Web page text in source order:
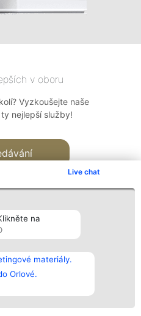
Live chat
na
materiály.
Orlové.
v oboru
Vyzkoušejte naše
nejlepší služby!
všech
Kontakt